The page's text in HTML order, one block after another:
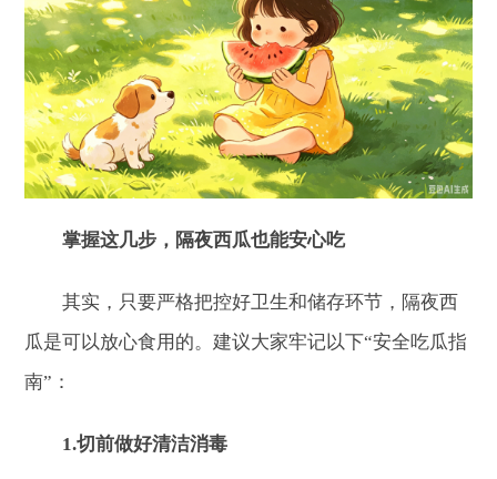
掌握这几步，隔夜西瓜也能安心吃
其实，只要严格把控好卫生和储存环节，隔夜西
瓜是可以放心食用的。建议大家牢记以下“安全吃瓜指
南”：
1.切前做好清洁消毒